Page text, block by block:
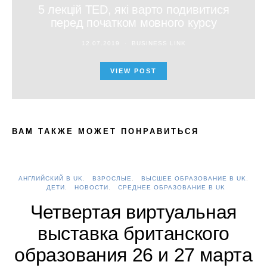
5 лекцій TED, які варто подивитися
перед початком мовного курсу
12.07.2019 BUSINESS LINK
VIEW POST
ВАМ ТАКЖЕ МОЖЕТ ПОНРАВИТЬСЯ
АНГЛИЙСКИЙ В UK ВЗРОСЛЫЕ
ВЫСШЕЕ ОБРАЗОВАНИЕ В UK
ДЕТИ
НОВОСТИ СРЕДНЕЕ ОБРАЗОВАНИЕ В UK
Четвертая виртуальная
выставка британского
образования 26 и 27 марта